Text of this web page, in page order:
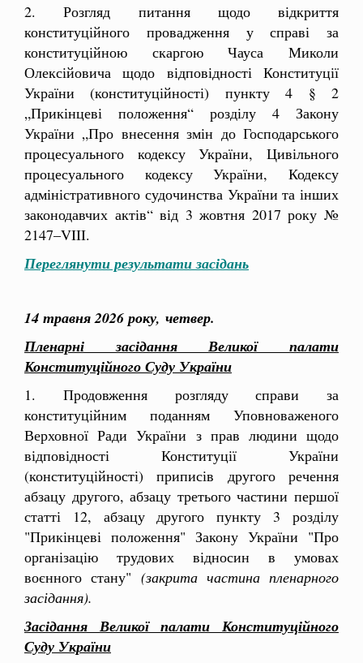
2. Розгляд питання щодо відкриття
конституційного провадження у справі за
конституційною скаргою Чауса Миколи
Олексійовича щодо відповідності Конституції
України (конституційності) пункту 4 § 2
„Прикінцеві положення“ розділу 4 Закону
України „Про внесення змін до Господарського
процесуального кодексу України, Цивільного
процесуального кодексу України, Кодексу
адміністративного судочинства України та інших
законодавчих актів“ від 3 жовтня 2017 року №
2147–VIII.
Переглянути результати засідань
14 травня 2026 року, четвер.
Пленарні засідання Великої палати
Конституційного Суду України
1. Продовження розгляду справи за
конституційним поданням Уповноваженого
Верховної Ради України з прав людини щодо
відповідності Конституції України
(конституційності) приписів другого речення
абзацу другого, абзацу третього частини першої
статті 12, абзацу другого пункту 3 розділу
"Прикінцеві положення" Закону України "Про
організацію трудових відносин в умовах
воєнного стану" (закрита частина пленарного
засідання).
Засідання Великої палати Конституційного
Суду України